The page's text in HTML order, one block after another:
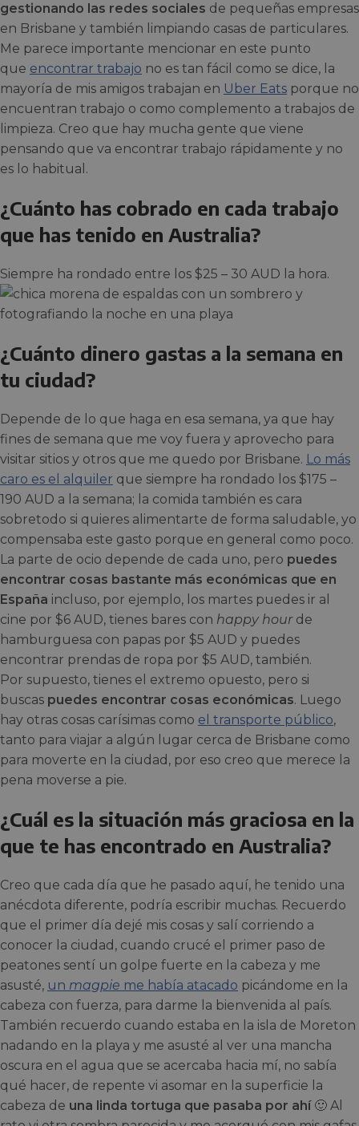
gestionando las redes sociales de pequeñas empresas
en Brisbane y también limpiando casas de particulares.
Me parece importante mencionar en este punto
que encontrar trabajo no es tan fácil como se dice, la
mayoría de mis amigos trabajan en Uber Eats porque no
encuentran trabajo o como complemento a trabajos de
limpieza. Creo que hay mucha gente que viene
pensando que va encontrar trabajo rápidamente y no
es lo habitual.
¿Cuánto has cobrado en cada trabajo
que has tenido en Australia?
Siempre ha rondado entre los $25 – 30 AUD la hora.
¿Cuánto dinero gastas a la semana en
tu ciudad?
Depende de lo que haga en esa semana, ya que hay
fines de semana que me voy fuera y aprovecho para
visitar sitios y otros que me quedo por Brisbane. Lo más
caro es el alquiler que siempre ha rondado los $175 –
190 AUD a la semana; la comida también es cara
sobretodo si quieres alimentarte de forma saludable, yo
compensaba este gasto porque en general como poco.
La parte de ocio depende de cada uno, pero puedes
encontrar cosas bastante más económicas que en
España incluso, por ejemplo, los martes puedes ir al
cine por $6 AUD, tienes bares con happy hourde
hamburguesa con papas por $5 AUD y puedes
encontrar prendas de ropa por $5 AUD, también.
Por supuesto, tienes el extremo opuesto, pero si
buscas puedes encontrar cosas económicas. Luego
hay otras cosas carísimas como el transporte público,
tanto para viajar a algún lugar cerca de Brisbane como
para moverte en la ciudad, por eso creo que merece la
pena moverse a pie.
¿Cuál es la situación más graciosa en la
que te has encontrado en Australia?
Creo que cada día que he pasado aquí, he tenido una
anécdota diferente, podría escribir muchas. Recuerdo
que el primer día dejé mis cosas y salí corriendo a
conocer la ciudad, cuando crucé el primer paso de
peatones sentí un golpe fuerte en la cabeza y me
asusté, un magpie me había atacado picándome en la
cabeza con fuerza, para darme la bienvenida al país.
También recuerdo cuando estaba en la isla de Moreton
nadando en la playa y me asusté al ver una mancha
oscura en el agua que se acercaba hacia mí, no sabía
qué hacer, de repente vi asomar en la superficie la
cabeza de una linda tortuga que pasaba por ahí🙂 Al